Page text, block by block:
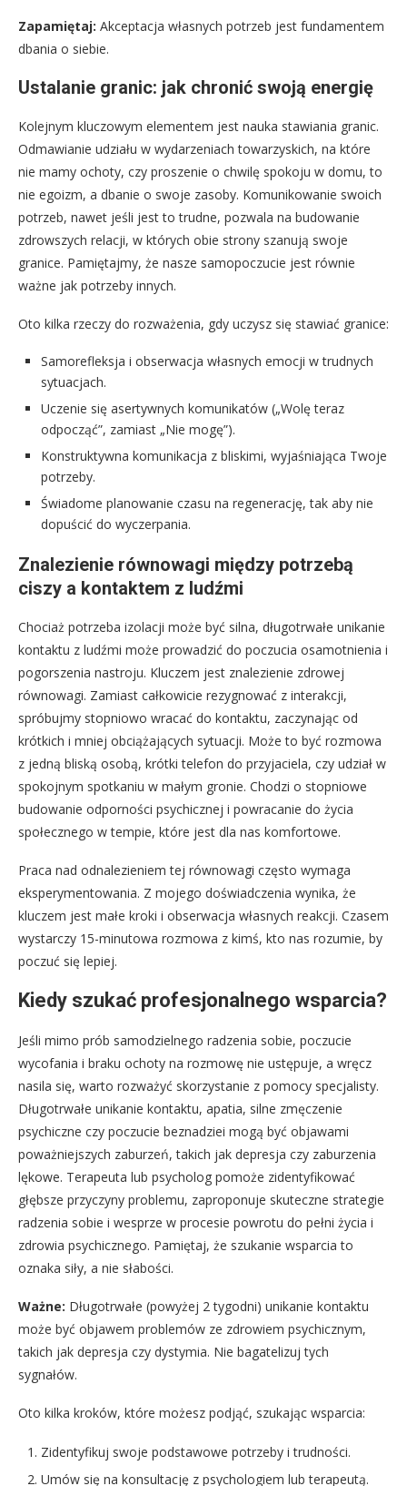
Zapamiętaj: Akceptacja własnych potrzeb jest fundamentem
dbania o siebie.
Ustalanie granic: jak chronić swoją energię
Kolejnym kluczowym elementem jest nauka stawiania granic.
Odmawianie udziału w wydarzeniach towarzyskich, na które
nie mamy ochoty, czy proszenie o chwilę spokoju w domu, to
nie egoizm, a dbanie o swoje zasoby. Komunikowanie swoich
potrzeb, nawet jeśli jest to trudne, pozwala na budowanie
zdrowszych relacji, w których obie strony szanują swoje
granice. Pamiętajmy, że nasze samopoczucie jest równie
ważne jak potrzeby innych.
Oto kilka rzeczy do rozważenia, gdy uczysz się stawiać granice:
Samorefleksja i obserwacja własnych emocji w trudnych
sytuacjach.
Uczenie się asertywnych komunikatów („Wolę teraz
odpocząć”, zamiast „Nie mogę”).
Konstruktywna komunikacja z bliskimi, wyjaśniająca Twoje
potrzeby.
Świadome planowanie czasu na regenerację, tak aby nie
dopuścić do wyczerpania.
Znalezienie równowagi między potrzebą
ciszy a kontaktem z ludźmi
Chociaż potrzeba izolacji może być silna, długotrwałe unikanie
kontaktu z ludźmi może prowadzić do poczucia osamotnienia i
pogorszenia nastroju. Kluczem jest znalezienie zdrowej
równowagi. Zamiast całkowicie rezygnować z interakcji,
spróbujmy stopniowo wracać do kontaktu, zaczynając od
krótkich i mniej obciążających sytuacji. Może to być rozmowa
z jedną bliską osobą, krótki telefon do przyjaciela, czy udział w
spokojnym spotkaniu w małym gronie. Chodzi o stopniowe
budowanie odporności psychicznej i powracanie do życia
społecznego w tempie, które jest dla nas komfortowe.
Praca nad odnalezieniem tej równowagi często wymaga
eksperymentowania. Z mojego doświadczenia wynika, że
kluczem jest małe kroki i obserwacja własnych reakcji. Czasem
wystarczy 15-minutowa rozmowa z kimś, kto nas rozumie, by
poczuć się lepiej.
Kiedy szukać profesjonalnego wsparcia?
Jeśli mimo prób samodzielnego radzenia sobie, poczucie
wycofania i braku ochoty na rozmowę nie ustępuje, a wręcz
nasila się, warto rozważyć skorzystanie z pomocy specjalisty.
Długotrwałe unikanie kontaktu, apatia, silne zmęczenie
psychiczne czy poczucie beznadziei mogą być objawami
poważniejszych zaburzeń, takich jak depresja czy zaburzenia
lękowe. Terapeuta lub psycholog pomoże zidentyfikować
głębsze przyczyny problemu, zaproponuje skuteczne strategie
radzenia sobie i wesprze w procesie powrotu do pełni życia i
zdrowia psychicznego. Pamiętaj, że szukanie wsparcia to
oznaka siły, a nie słabości.
Ważne: Długotrwałe (powyżej 2 tygodni) unikanie kontaktu
może być objawem problemów ze zdrowiem psychicznym,
takich jak depresja czy dystymia. Nie bagatelizuj tych
sygnałów.
Oto kilka kroków, które możesz podjąć, szukając wsparcia:
Zidentyfikuj swoje podstawowe potrzeby i trudności.
Umów się na konsultację z psychologiem lub terapeutą.